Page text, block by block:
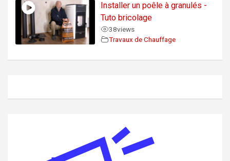
Installer un poêle à granulés -
Tuto bricolage
38views
Travaux de Chauffage